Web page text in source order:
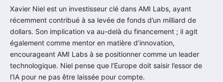
Xavier Niel est un investisseur clé dans AMI Labs, ayant
récemment contribué à sa levée de fonds d’un milliard de
dollars. Son implication va au-delà du financement ; il agit
également comme mentor en matière d’innovation,
encourageant AMI Labs à se positionner comme un leader
technologique. Niel pense que l’Europe doit saisir l’essor de
l’IA pour ne pas être laissée pour compte.